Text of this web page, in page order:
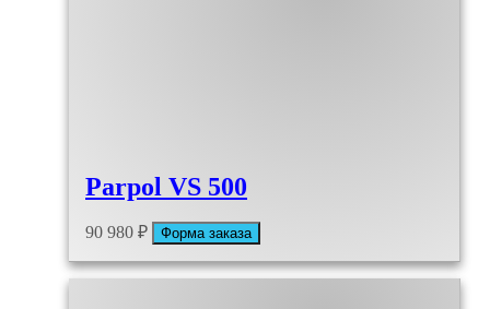
Parpol VS 500
90 980 ₽ Форма заказа